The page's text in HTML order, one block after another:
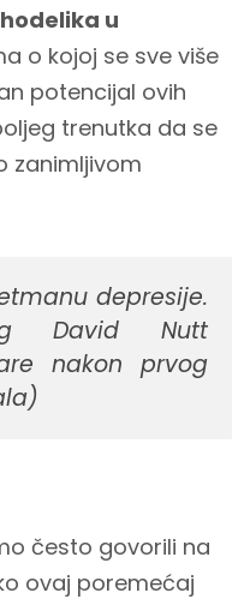
u
o kojoj se sve više
potencijal ovih
trenutka da se
zanimljivom
depresije.
David Nutt
nakon prvog
često govorili na
ovaj poremećaj